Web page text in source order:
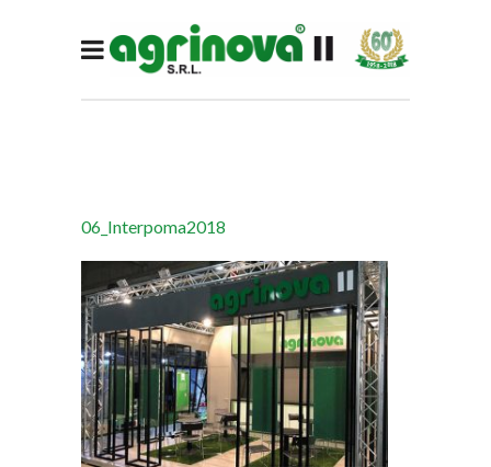
06_Interpoma2018